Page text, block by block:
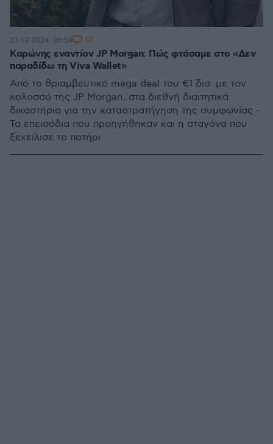
Καρώνης εναντίον JP Morgan: Πώς φτάσαμε στο «Δεν
παραδίδω τη Viva Wallet»
Από το θριαμβευτικό mega deal του €1 δισ. με τον
κολοσσό της JP Morgan, στα διεθνή διαιτητικά
δικαστήρια για την καταστρατήγηση της συμφωνίας -
Τα επεισόδια που προηγήθηκαν και η σταγόνα που
ξεχείλισε το ποτήρι
23.02.2024, 06:54 62